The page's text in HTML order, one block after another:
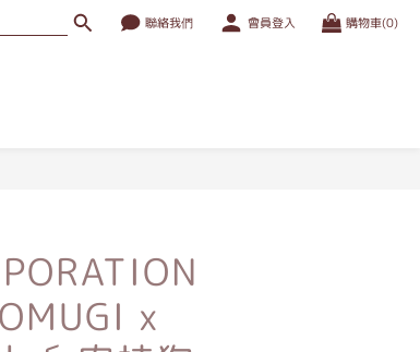
聯絡我們 會員登入 購物車(0)
x